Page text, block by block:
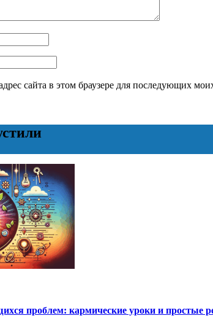
сайта в этом браузере для последующих
проблем: кармические уроки и простые